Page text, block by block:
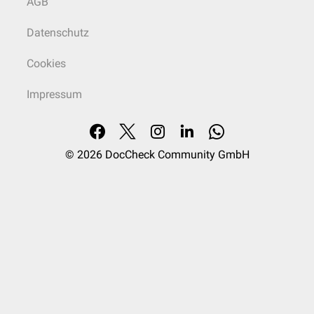
Datenschutz
Cookies
Impressum
© 2026 DocCheck Community GmbH